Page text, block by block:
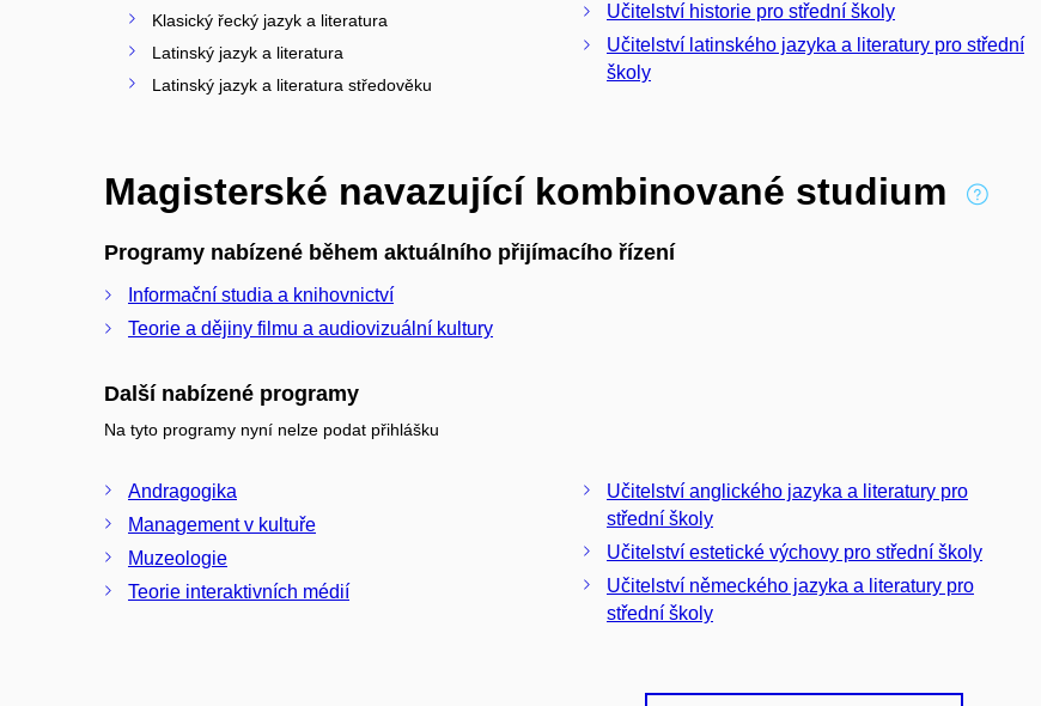
Klasický řecký jazyk a literatura
Latinský jazyk a literatura
Latinský jazyk a literatura středověku
Učitelství historie pro střední školy
Učitelství latinského jazyka a literatury pro střední
školy
Magisterské navazující kombinované studium
Programy nabízené během aktuálního přijímacího řízení
Informační studia a knihovnictví
Teorie a dějiny filmu a audiovizuální kultury
Další nabízené programy
Na tyto programy nyní nelze podat přihlášku
Andragogika
Management v kultuře
Muzeologie
Teorie interaktivních médií
Učitelství anglického jazyka a literatury pro
střední školy
Učitelství estetické výchovy pro střední školy
Učitelství německého jazyka a literatury pro
střední školy